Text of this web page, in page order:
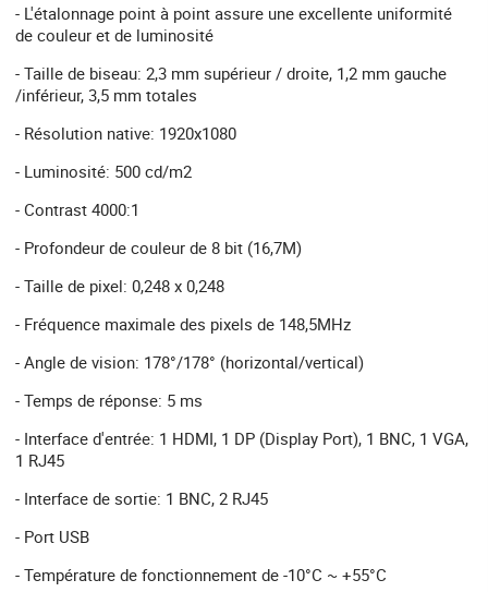
- L'étalonnage point à point assure une excellente uniformité
de couleur et de luminosité
- Taille de biseau: 2,3 mm supérieur / droite, 1,2 mm gauche
/inférieur, 3,5 mm totales
- Résolution native: 1920x1080
- Luminosité: 500 cd/m2
- Contrast 4000:1
- Profondeur de couleur de 8 bit (16,7M)
- Taille de pixel: 0,248 x 0,248
- Fréquence maximale des pixels de 148,5MHz
- Angle de vision: 178°/178° (horizontal/vertical)
- Temps de réponse: 5 ms
- Interface d'entrée: 1 HDMI, 1 DP (Display Port), 1 BNC, 1 VGA,
1 RJ45
- Interface de sortie: 1 BNC, 2 RJ45
- Port USB
- Température de fonctionnement de -10°C ~ +55°C